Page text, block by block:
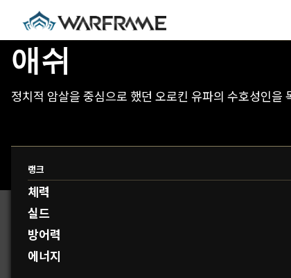
애쉬
정치적 암살을 중심으로 했던 오로킨 유파의 수호성인을
랭크
체력
실드
방어력
에너지